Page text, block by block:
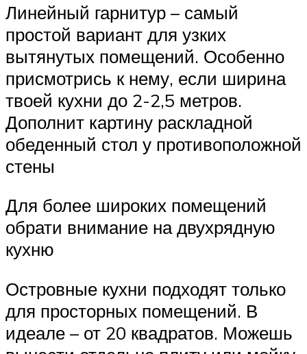
Линейный гарнитур – самый
простой вариант для узких
вытянутых помещений. Особенно
присмотрись к нему, если ширина
твоей кухни до 2-2,5 метров.
Дополнит картину раскладной
обеденный стол у противоположной
стены
Для более широких помещений
обрати внимание на двухрядную
кухню
Островные кухни подходят только
для просторных помещений. В
идеале – от 20 квадратов. Можешь